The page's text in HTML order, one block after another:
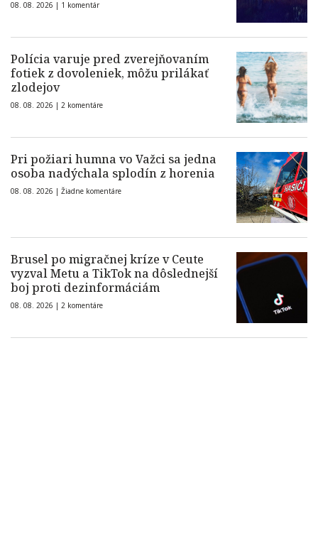
08. 08. 2026 | 1 komentár
Polícia varuje pred zverejňovaním
fotiek z dovoleniek, môžu prilákať
zlodejov
08. 08. 2026 | 2 komentáre
Pri požiari humna vo Važci sa jedna
osoba nadýchala splodín z horenia
08. 08. 2026 | Žiadne komentáre
Brusel po migračnej kríze v Ceute
vyzval Metu a TikTok na dôslednejší
boj proti dezinformáciám
08. 08. 2026 | 2 komentáre